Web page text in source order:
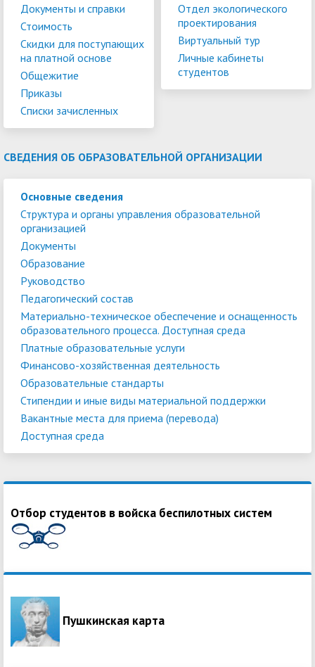
Документы и справки
Стоимость
Скидки для поступающих
на платной основе
Общежитие
Приказы
Списки зачисленных
Отдел экологического
проектирования
Виртуальный тур
Личные кабинеты
студентов
СВЕДЕНИЯ ОБ ОБРАЗОВАТЕЛЬНОЙ ОРГАНИЗАЦИИ
Основные сведения
Структура и органы управления образовательной
организацией
Документы
Образование
Руководство
Педагогический состав
Материально-техническое обеспечение и оснащенность
образовательного процесса. Доступная среда
Платные образовательные услуги
Финансово-хозяйственная деятельность
Образовательные стандарты
Стипендии и иные виды материальной поддержки
Вакантные места для приема (перевода)
Доступная среда
Отбор студентов в войска беспилотных систем
Пушкинская карта